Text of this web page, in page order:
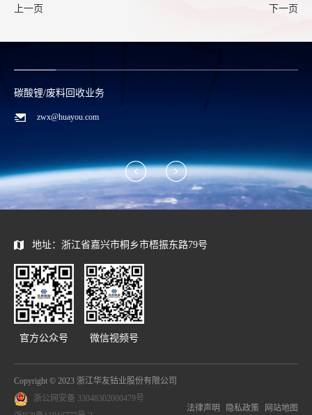
上一页 下一页
碳酸锂/废料回收业务
zwx@huayou.com
地址：浙江省嘉兴市桐乡市梧振东路79号
官方公众号 微信视频号
Copyright © 2023 浙江华友钴业股份有限公司
浙公网安备 33048302000479号
法律声明 隐私政策 网站地图